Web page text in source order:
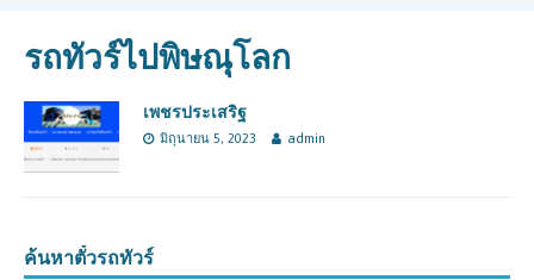
รถทัวร์ไปพิษณุโลก
เพชรประเสริฐ
มิถุนายน 5, 2023 admin
ค้นหาตั๋วรถทัวร์